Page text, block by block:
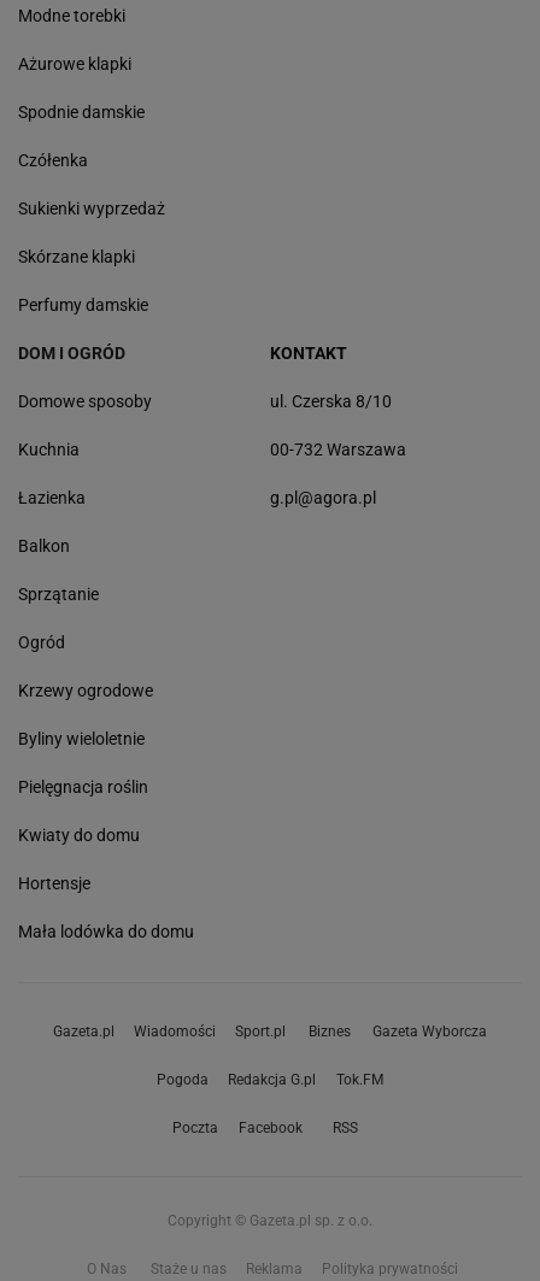
Modne torebki
Ażurowe klapki
Spodnie damskie
Czółenka
Sukienki wyprzedaż
Skórzane klapki
Perfumy damskie
DOM I OGRÓD
Domowe sposoby
Kuchnia
Łazienka
Balkon
Sprzątanie
Ogród
Krzewy ogrodowe
Byliny wieloletnie
Pielęgnacja roślin
Kwiaty do domu
Hortensje
Mała lodówka do domu
KONTAKT
ul. Czerska 8/10
00-732 Warszawa
g.pl@agora.pl
Gazeta.pl Wiadomości Sport.pl Biznes Gazeta Wyborcza
Pogoda Redakcja G.pl Tok.FM
Poczta Facebook RSS
Copyright © Gazeta.pl sp. z o.o.
O Nas Staże u nas Reklama Polityka prywatności